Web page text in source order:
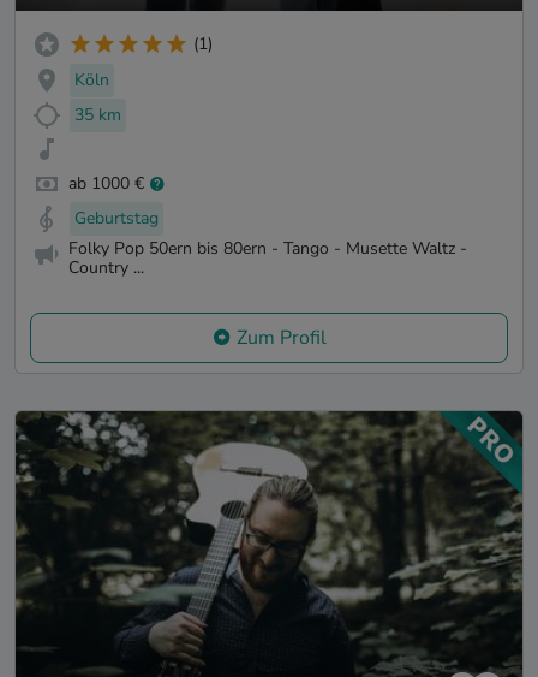
(1)
Köln
35 km
ab 1000 €
Geburtstag
Folky Pop 50ern bis 80ern - Tango - Musette Waltz -
Country ...
Zum Profil